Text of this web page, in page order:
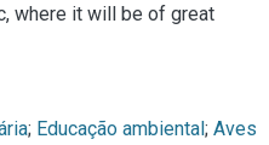
where it will be of great
; Educação ambiental; Aves